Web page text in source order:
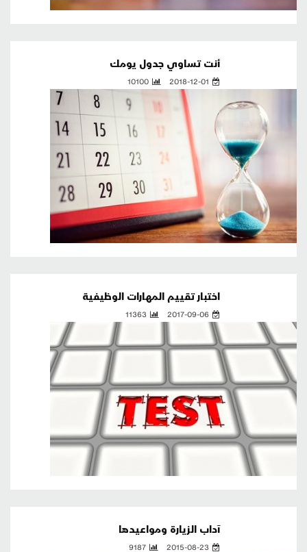
أنت تساوي جدول يومك
2018-12-01
10100
اختبار تقييم المهارات الوظيفية
2017-09-06
11363
آداب الزيارة ومواعيدها
2015-08-23
9187